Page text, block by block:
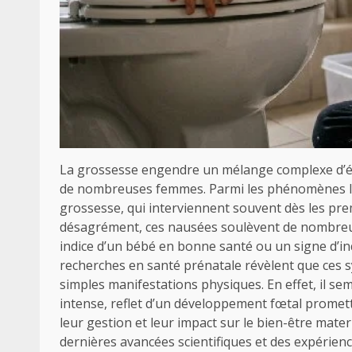
La grossesse engendre un mélange complexe
de nombreuses femmes. Parmi les
grossesse, qui interviennent souvent dès les
désagrément, ces nausées soulèvent de
indice d’un bébé en bonne santé ou un signe
recherches en santé prénatale révèlent que
simples manifestations physiques. En effet, il
intense, reflet d’un développement fœtal
leur gestion et leur impact sur le bien-être
dernières avancées scientifiques et des